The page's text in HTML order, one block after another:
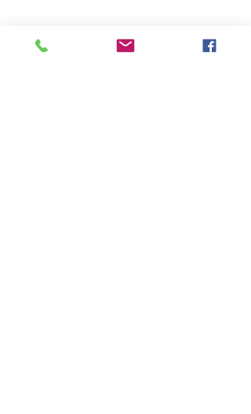
Quarto Report dell’Osservatorio